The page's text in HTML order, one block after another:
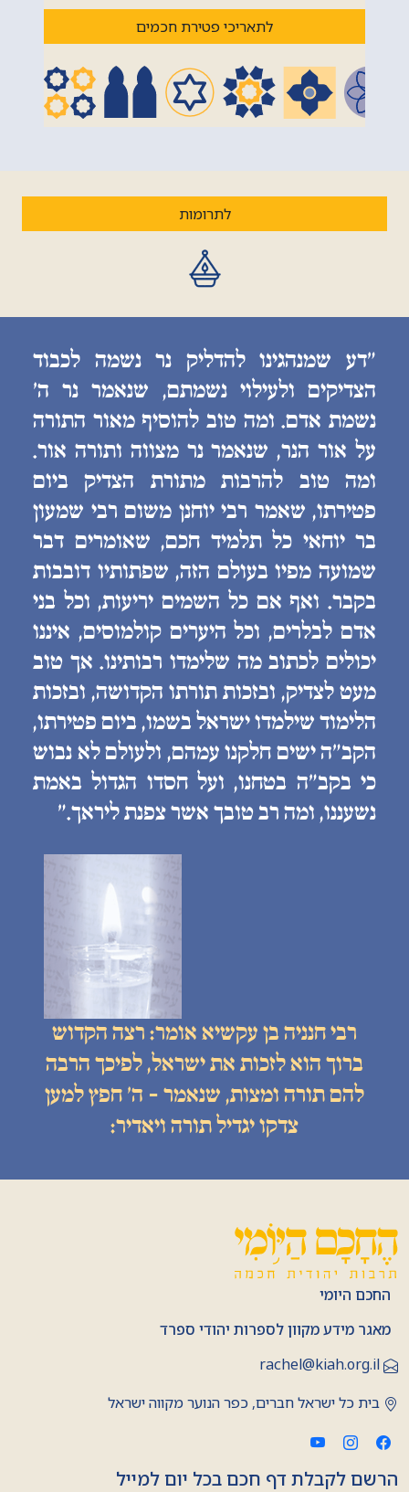
לתאריכי פטירת חכמים
לתרומות
״דע שמנהגינו להדליק נר נשמה לכבוד
הצדיקים ולעילוי נשמתם, שנאמר נר ה׳
נשמת אדם. ומה טוב להוסיף מאור התורה
על אור הנר, שנאמר נר מצווה ותורה אור.
ומה טוב להרבות מתורת הצדיק ביום
פטירתו, שאמר רבי יוחנן משום רבי שמעון
בר יוחאי כל תלמיד חכם, שאומרים דבר
שמועה מפיו בעולם הזה, שפתותיו דובבות
בקבר. ואף אם כל השמים יריעות, וכל בני
אדם לבלרים, וכל היערים קולמוסים, איננו
יכולים לכתוב מה שלימדו רבותינו. אך טוב
מעט לצדיק, ובזכות תורתו הקדושה, ובזכות
הלימוד שילמדו ישראל בשמו, ביום פטירתו,
הקב״ה ישים חלקנו עמהם, ולעולם לא נבוש
כי בקב״ה בטחנו, ועל חסדו הגדול באמת
נשעננו, ומה רב טובך אשר צפנת ליראך.״
רבי חנניה בן עקשיא אומר: רצה הקדוש
ברוך הוא לזכות את ישראל, לפיכך הרבה
להם תורה ומצות, שנאמר - ה׳ חפץ למען
צדקו יגדיל תורה ויאדיר:
החכם היומי
מאגר מידע מקוון לספרות יהודי ספרד
rachel@kiah.org.il
בית כל ישראל חברים, כפר הנוער מקווה ישראל
הרשם לקבלת דף חכם בכל יום למייל